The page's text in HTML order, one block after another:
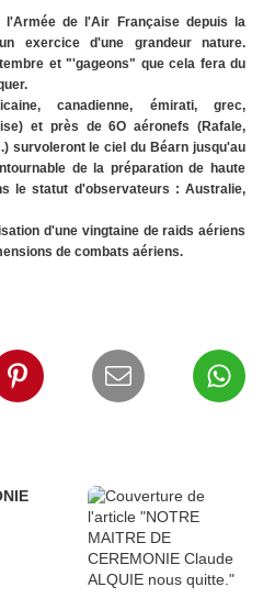
l'Armée de l'Air Française depuis la
exercice d'une grandeur nature.
et "'gageons" que cela fera du
canadienne, émirati, grec,
et près de 6O aéronefs (Rafale,
survoleront le ciel du Béarn jusqu'au
de la préparation de haute
le statut d'observateurs : Australie,
d'une vingtaine de raids aériens
de combats aériens.